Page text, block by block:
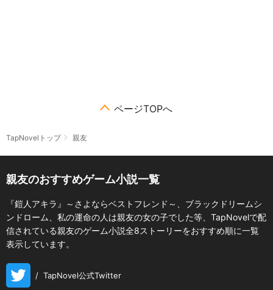
ページTOPへ
TapNovelトップ 親友
親友のおすすめゲーム小説一覧
『鎧人アキラ』～さよならベストフレンド～、ブラックドリームシ
ンドローム、私の運命の人は親友の女の子でした等、TapNovelで配
信されている親友のゲーム小説全8ストーリーをおすすめ順に一覧
表示しています。
/ TapNovel公式Twitter